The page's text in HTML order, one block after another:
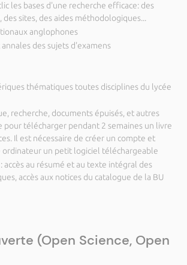
les bases d'une recherche efficace: des
des sites, des aides méthodologiques...
anglophones
des sujets d'examens
thématiques toutes disciplines du lycée
recherche, documents épuisés, et autres
pour télécharger pendant 2 semaines un livre
Il est nécessaire de créer un compte et
un petit logiciel téléchargeable
accès au résumé et au texte intégral des
accès aux notices du catalogue de la BU
(Open Science, Open